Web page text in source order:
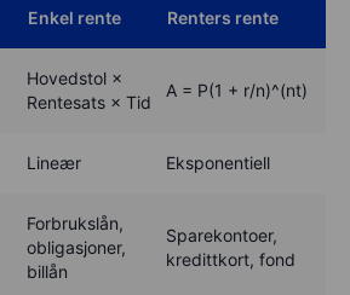
Enkel rente Renters rente
Hovedstol ×
Rentesats × Tid
A = P(1 + r/n)^(nt)
Lineær Eksponentiell
Forbrukslån,
obligasjoner,
billån
Sparekontoer,
kredittkort, fond